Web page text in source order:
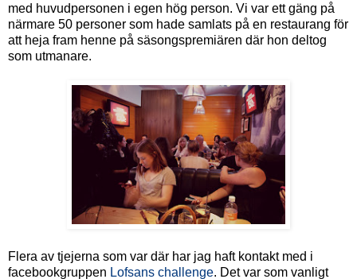
med huvudpersonen i egen hög person. Vi var ett gäng på
närmare 50 personer som hade samlats på en restaurang för
att heja fram henne på säsongspremiären där hon deltog
som utmanare.
Flera av tjejerna som var där har jag haft kontakt med i
facebookgruppen Lofsans challenge. Det var som vanligt